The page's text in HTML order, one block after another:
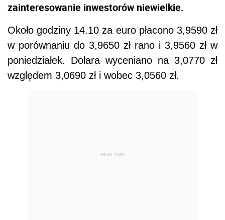
zainteresowanie inwestorów niewielkie.
Około godziny 14.10 za euro płacono 3,9590 zł
w porównaniu do 3,9650 zł rano i 3,9560 zł w
poniedziałek. Dolara wyceniano na 3,0770 zł
względem 3,0690 zł i wobec 3,0560 zł.
REKLAMA